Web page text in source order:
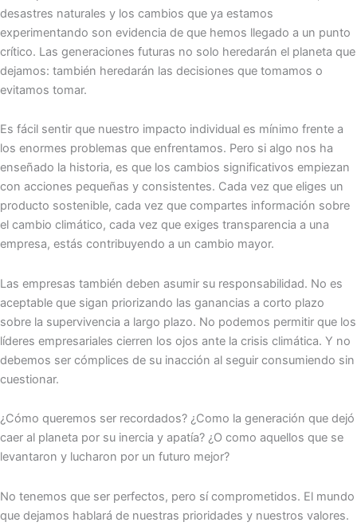
desastres naturales y los cambios que ya estamos
experimentando son evidencia de que hemos llegado a un punto
crítico. Las generaciones futuras no solo heredarán el planeta que
dejamos: también heredarán las decisiones que tomamos o
evitamos tomar.
Es fácil sentir que nuestro impacto individual es mínimo frente a
los enormes problemas que enfrentamos. Pero si algo nos ha
enseñado la historia, es que los cambios significativos empiezan
con acciones pequeñas y consistentes. Cada vez que eliges un
producto sostenible, cada vez que compartes información sobre
el cambio climático, cada vez que exiges transparencia a una
empresa, estás contribuyendo a un cambio mayor.
Las empresas también deben asumir su responsabilidad. No es
aceptable que sigan priorizando las ganancias a corto plazo
sobre la supervivencia a largo plazo. No podemos permitir que los
líderes empresariales cierren los ojos ante la crisis climática. Y no
debemos ser cómplices de su inacción al seguir consumiendo sin
cuestionar.
¿Cómo queremos ser recordados? ¿Como la generación que dejó
caer al planeta por su inercia y apatía? ¿O como aquellos que se
levantaron y lucharon por un futuro mejor?
No tenemos que ser perfectos, pero sí comprometidos. El mundo
que dejamos hablará de nuestras prioridades y nuestros valores.